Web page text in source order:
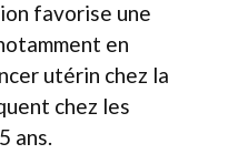
favorise une
en
utérin chez la
chez les
ans.